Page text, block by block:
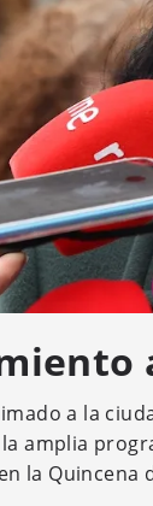
a la
amplia
la Quincena